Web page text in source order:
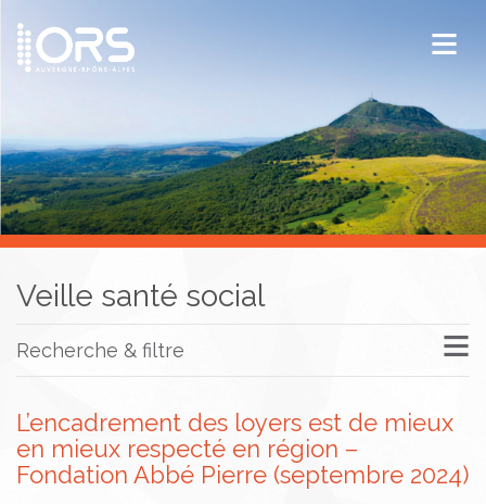
ORS Auvergne-Rhône-Alpes
Publications
Documentation / Veille
Veille santé social
Recherche & filtre
L’encadrement des loyers est de mieux
en mieux respecté en région –
Fondation Abbé Pierre (septembre 2024)